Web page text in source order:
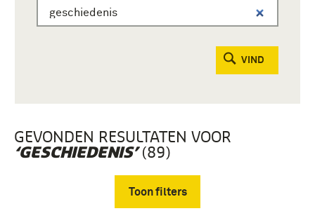
VIND
GEVONDEN RESULTATEN VOOR
‘GESCHIEDENIS’(89)
Toon filters